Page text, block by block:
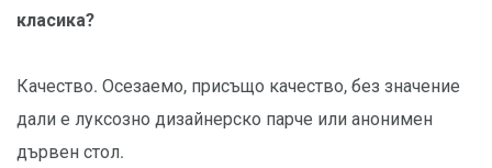
класика?
Качество. Осезаемо, присъщо качество, без значение
дали е луксозно дизайнерско парче или анонимен
дървен стол.